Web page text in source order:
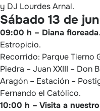
y DJ Lourdes Arnal.
Sábado 13 de
09:00 h – Diana floreada
Estropicio.
Recorrido: Parque Tierno
Piedra – Juan XXIII – Don
Aragón – Estación –
Fernando el Católico.
10:00 h – Visita a